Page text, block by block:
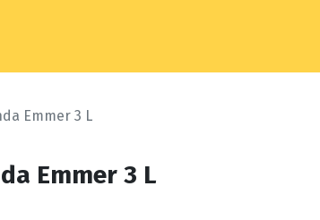
Emmer 3 L
Emmer 3 L